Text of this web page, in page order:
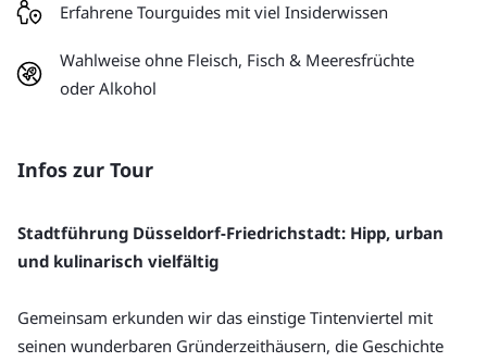
Erfahrene Tourguides mit viel Insiderwissen
Wahlweise ohne Fleisch, Fisch & Meeresfrüchte
oder Alkohol
Infos zur Tour
Stadtführung Düsseldorf-Friedrichstadt: Hipp, urban
und kulinarisch vielfältig
Gemeinsam erkunden wir das einstige Tintenviertel mit
seinen wunderbaren Gründerzeithäusern, die Geschichte